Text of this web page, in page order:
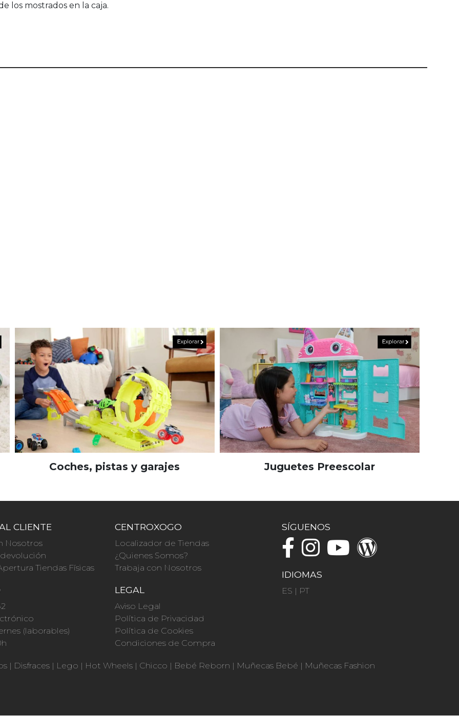
los mostrados en la caja.
Coches, pistas y garajes Juguetes Preescolar
CLIENTE
Nosotros
Tiendas Físicas
(laborables)
CENTROXOGO
Localizador de Tiendas
¿Quienes Somos?
Trabaja con Nosotros
LEGAL
Aviso Legal
Política de Privacidad
Política de Cookies
Condiciones de Compra
SÍGUENOS
IDIOMAS
ES | PT
| Disfraces | Lego | Hot Wheels | Chicco | Bebé Reborn | Muñecas Bebé | Muñecas Fashion